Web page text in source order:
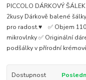
PICCOLO DÁRKOVÝ
2kusy Dárkově balené
pro radost.♥ ✅ Objem 110
mikrovlnky ✅ Originální
podšálky v přírodní
Dostupnost